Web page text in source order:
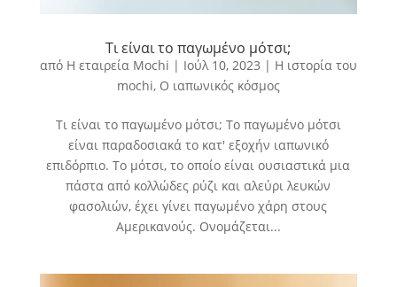
Τι είναι το παγωμένο μότσι;
από Η εταιρεία Mochi | Ιούλ 10, 2023 | Η ιστορία του
mochi, Ο ιαπωνικός κόσμος
Τι είναι το παγωμένο μότσι; Το παγωμένο μότσι
είναι παραδοσιακά το κατ' εξοχήν ιαπωνικό
επιδόρπιο. Το μότσι, το οποίο είναι ουσιαστικά μια
πάστα από κολλώδες ρύζι και αλεύρι λευκών
φασολιών, έχει γίνει παγωμένο χάρη στους
Αμερικανούς. Ονομάζεται...